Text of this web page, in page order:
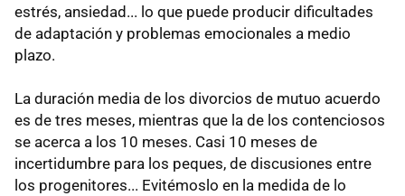
estrés, ansiedad... lo que puede producir dificultades
de adaptación y problemas emocionales a medio
plazo.
La duración media de los divorcios de mutuo acuerdo
es de tres meses, mientras que la de los contenciosos
se acerca a los 10 meses. Casi 10 meses de
incertidumbre para los peques, de discusiones entre
los progenitores... Evitémoslo en la medida de lo